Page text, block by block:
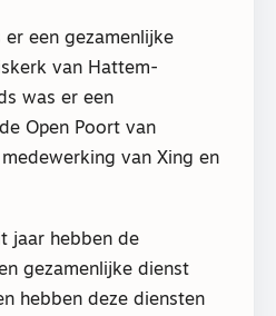
er een gezamenlijke
van Hattem-
was er een
Open Poort van
van Xing en
jaar hebben de
gezamenlijke dienst
hebben deze diensten